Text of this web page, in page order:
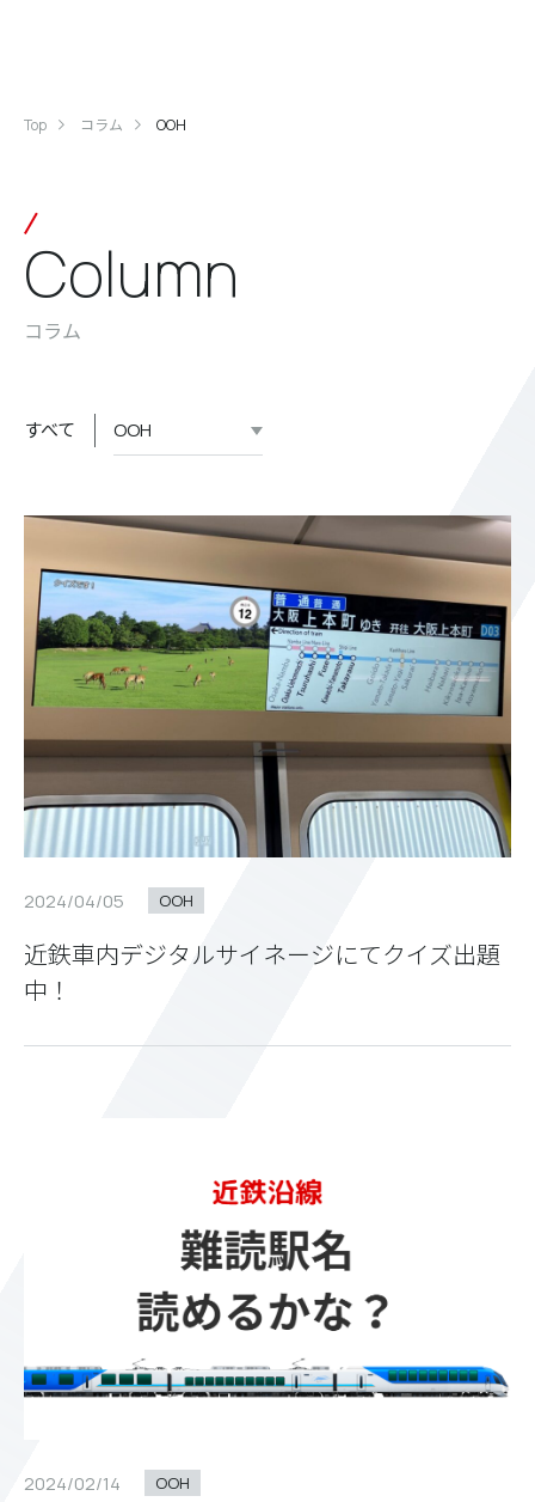
Top コラム OOH
Column
コラム
すべて
2024/04/05 OOH
近鉄車内デジタルサイネージにてクイズ出題
中！
2024/02/14 OOH